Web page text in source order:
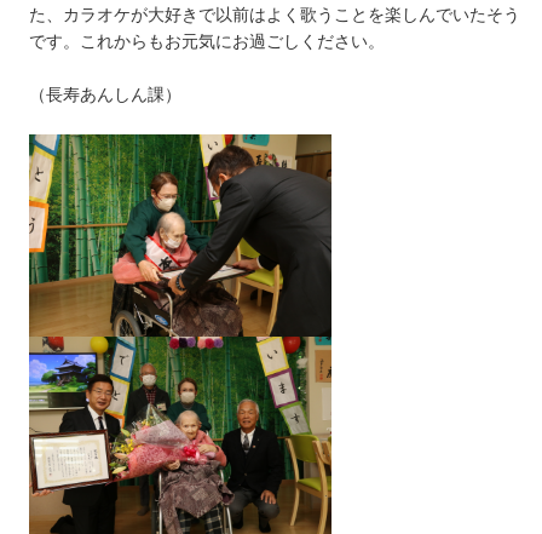
た、カラオケが大好きで以前はよく歌うことを楽しんでいたそう
です。これからもお元気にお過ごしください。
（長寿あんしん課）